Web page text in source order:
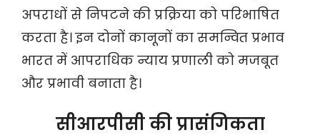
अपराधों से निपटने की प्रक्रिया को परिभाषित
करता है। इन दोनों कानूनों का समन्वित प्रभाव
भारत में आपराधिक न्याय प्रणाली को मजबूत
और प्रभावी बनाता है।
सीआरपीसी की प्रासंगिकता